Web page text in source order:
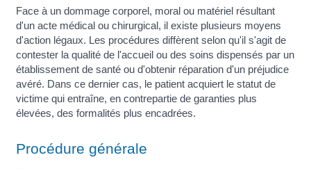
Face à un dommage corporel, moral ou matériel résultant
d'un acte médical ou chirurgical, il existe plusieurs moyens
d'action légaux. Les procédures diffèrent selon qu'il s'agit de
contester la qualité de l'accueil ou des soins dispensés par un
établissement de santé ou d'obtenir réparation d'un préjudice
avéré. Dans ce dernier cas, le patient acquiert le statut de
victime qui entraîne, en contrepartie de garanties plus
élevées, des formalités plus encadrées.
Procédure générale